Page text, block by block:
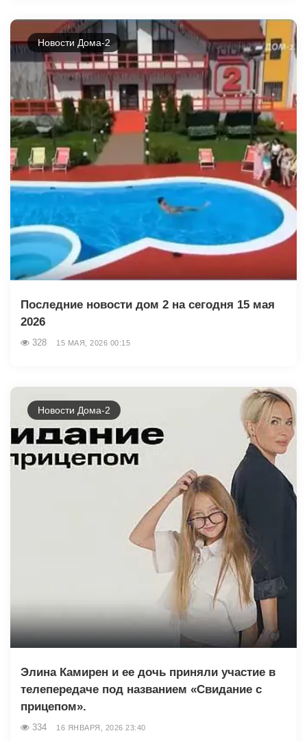
Новости Дома-2
Последние новости дом 2 на сегодня 15 мая
2026
328 15 МАЯ, 2026 00:15
Новости Дома-2
Элина Камирен и ее дочь приняли участие в
телепередаче под названием «Свидание с
прицепом».
334 16 ЯНВАРЯ, 2026 23:40